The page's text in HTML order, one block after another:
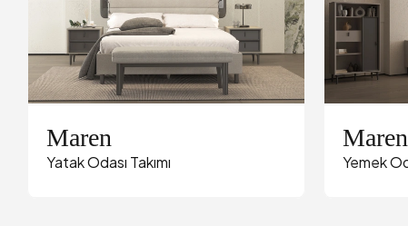
Maren
Yatak Odası Takımı
Maren
Yemek